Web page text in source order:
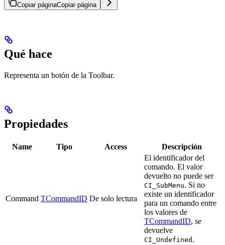
Copiar páginaCopiar página
Qué hace
Representa un botón de la Toolbar.
Propiedades
Name Tipo Access Descripción
Command TCommandID De solo lectura
El identificador del
comando. El valor
devuelto no puede ser
CI_SubMenu. Si no
existe un identificador
para un comando entre
los valores de
TCommandID, se
devuelve
CI_Undefined .